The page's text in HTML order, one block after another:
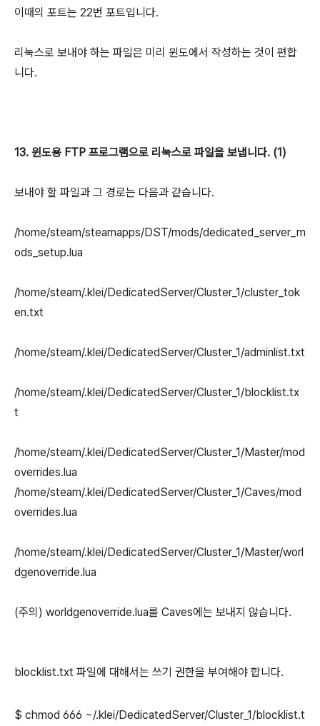
이때의 포트는 22번 포트입니다.
리눅스로 보내야 하는 파일은 미리 윈도에서 작성하는 것이 편합
니다.
13. 윈도용 FTP 프로그램으로 리눅스로 파일을 보냅니다. (1)
보내야 할 파일과 그 경로는 다음과 같습니다.
/home/steam/steamapps/DST/mods/dedicated_server_m
ods_setup.lua
/home/steam/.klei/DedicatedServer/Cluster_1/cluster _tok
en.txt
/home/steam/.klei/DedicatedServer/Cluster_1/adminlist.txt
/home/steam/.klei/DedicatedServer/Cluster_1/blocklist.tx
t
/home/steam/.klei/DedicatedServer/Cluster_1/Master/mod
overrides.lua
/home/steam/.klei/DedicatedServer/Cluster_1/Caves/mod
overrides.lua
/home/steam/.klei/DedicatedServer/Cluster_1/Master/worl
dgenoverride.lua
(주의) worldgenoverride.lua를 Caves에는 보내지 않습니다.
blocklist.txt 파일에 대해서는 쓰기 권한을 부여해야 합니다.
$ chmod 666 ~/.klei/DedicatedServer/Cluster_1/blocklist.t